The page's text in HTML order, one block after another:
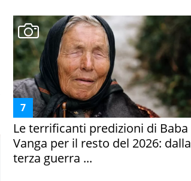
Le terrificanti predizioni di Baba
Vanga per il resto del 2026: dalla
terza guerra ...